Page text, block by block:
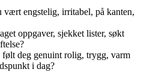
vært engstelig, irritabel, på kanten,
oppgaver, sjekket lister, søkt
følt deg genuint rolig, trygg, varm
i dag?